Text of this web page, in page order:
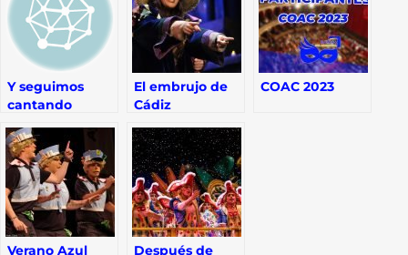
Y seguimos
cantando
El embrujo de
Cádiz
COAC 2023
Verano Azul
Después de